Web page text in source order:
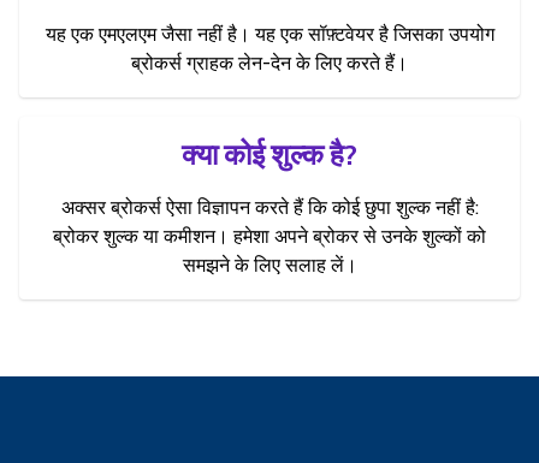
यह एक एमएलएम जैसा नहीं है। यह एक सॉफ़्टवेयर है जिसका उपयोग
ब्रोकर्स ग्राहक लेन-देन के लिए करते हैं।
क्या कोई शुल्क है?
अक्सर ब्रोकर्स ऐसा विज्ञापन करते हैं कि कोई छुपा शुल्क नहीं है:
ब्रोकर शुल्क या कमीशन। हमेशा अपने ब्रोकर से उनके शुल्कों को
समझने के लिए सलाह लें।